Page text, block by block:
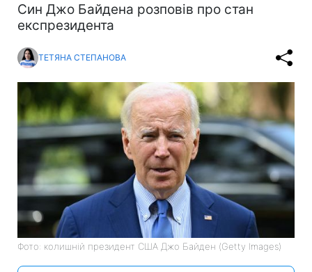
Син Джо Байдена розповів про стан
експрезидента
ТЕТЯНА СТЕПАНОВА
Фото: колишній президент США Джо Байден (Getty Images)